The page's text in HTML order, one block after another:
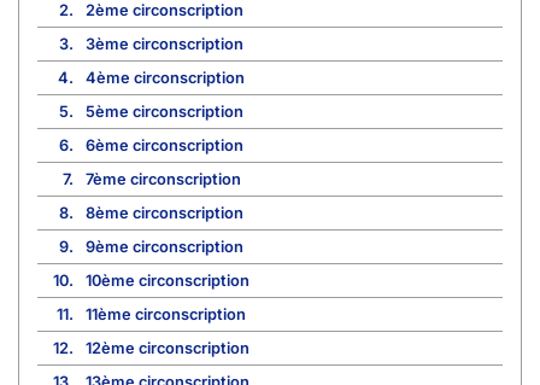
2.
2ème circonscription
3.
3ème circonscription
4.
4ème circonscription
5.
5ème circonscription
6.
6ème circonscription
7.
7ème circonscription
8.
8ème circonscription
9.
9ème circonscription
10.
10ème circonscription
11.
11ème circonscription
12.
12ème circonscription